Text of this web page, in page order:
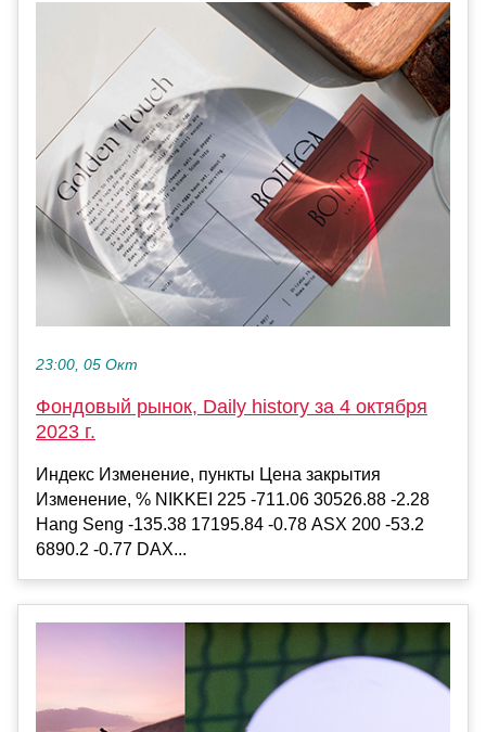
23:00, 05 Окт
Фондовый рынок, Daily history за 4 октября
2023 г.
Индекс Изменение, пункты Цена закрытия
Изменение, % NIKKEI 225 -711.06 30526.88 -2.28
Hang Seng -135.38 17195.84 -0.78 ASX 200 -53.2
6890.2 -0.77 DAX...